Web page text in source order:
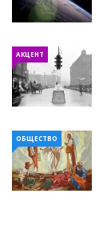
АКЦЕНТ
ОБЩЕСТВО